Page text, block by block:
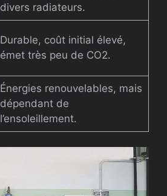
divers radiateurs.
Durable, coût initial élevé,
émet très peu de CO2.
Énergies renouvelables, mais
dépendant de
l’ensoleillement.